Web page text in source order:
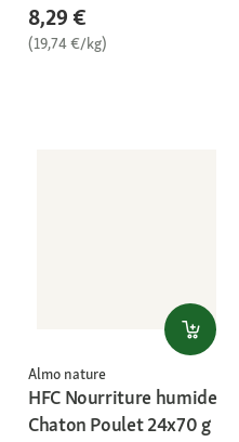
8,29 €
(19,74 €/kg)
Almo nature
HFC Nourriture humide
Chaton Poulet 24x70 g